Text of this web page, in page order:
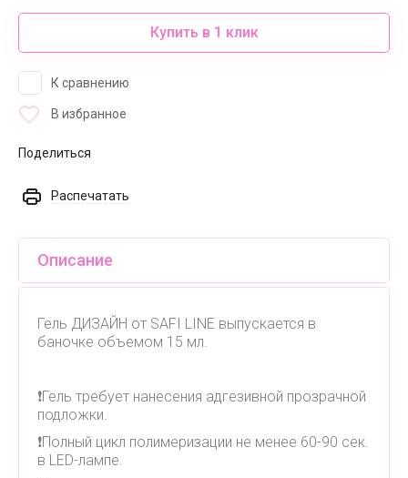
Купить в 1 клик
К сравнению
В избранное
Поделиться
Распечатать
Описание
Гель ДИЗАЙН от SAFI LINE выпускается в
баночке объемом 15 мл.
❗️Гель требует нанесения адгезивной прозрачной
подложки.
❗️Полный цикл полимеризации не менее 60-90 сек.
в LED-лампе.